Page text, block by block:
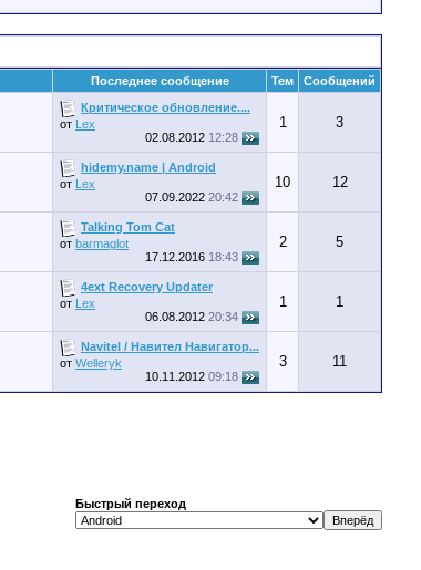
Последнее сообщение Тем Сообщений
Критическое обновление....
от Lex
02.08.2012 12:28
1 3
hidemy.name | Android
от Lex
07.09.2022 20:42
10 12
Talking Tom Cat
от barmaglot
17.12.2016 18:43
2 5
4ext Recovery Updater
от Lex
06.08.2012 20:34
1 1
Navitel / Навител Навигатор...
от Welleryk
10.11.2012 09:18
3 11
Быстрый переход